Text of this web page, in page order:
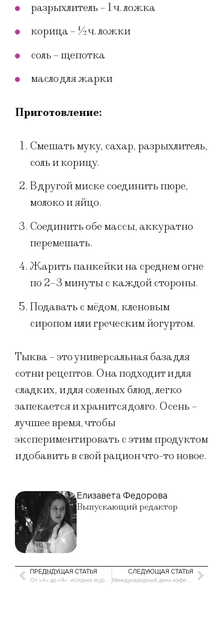
разрыхлитель – 1 ч. ложка
корица – ½ ч. ложки
соль – щепотка
масло для жарки
Приготовление:
Смешать муку, сахар, разрыхлитель,
соль и корицу.
В другой миске соединить пюре,
молоко и яйцо.
Соединить обе массы, аккуратно
перемешать.
Жарить панкейки на среднем огне
по 2–3 минуты с каждой стороны.
Подавать с мёдом, кленовым
сиропом или греческим йогуртом.
Тыква – это универсальная база для
сотни рецептов. Она подходит и для
сладких, и для соленых блюд, легко
запекается и хранится долго. Осень –
лучшее время, чтобы
экспериментировать с этим продуктом
и добавить в свой рацион что-то новое.
Елизавета Федорова
Выпускающий редактор
ПРЕДЫДУЩАЯ СТАТЬЯ
От «А» до «Я»: история журнала о «другом» искусстве СССР на выставке в Центре Зотов [Часть 2]
СЛЕДУЮЩАЯ СТАТЬЯ
Международный день кофе 2025: история, традиции и как отмечают праздник